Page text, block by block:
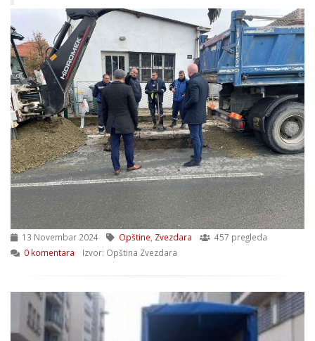
13 Novembar 2024 Opštine Zvezdara
457 pregleda
0 komentara
Izvor: Opština Zvezdara